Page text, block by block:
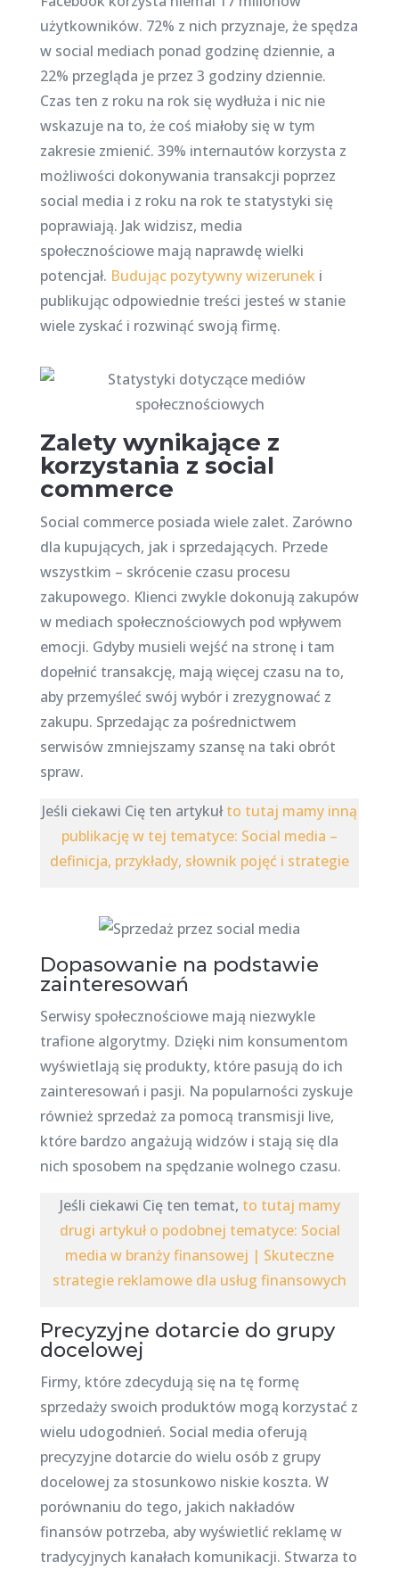
użytkowników. 72% z nich przyznaje, że spędza
w social mediach ponad godzinę dziennie, a
22% przegląda je przez 3 godziny dziennie.
Czas ten z roku na rok się wydłuża i nic nie
wskazuje na to, że coś miałoby się w tym
zakresie zmienić. 39% internautów korzysta z
możliwości dokonywania transakcji poprzez
social media i z roku na rok te statystyki się
poprawiają. Jak widzisz, media
społecznościowe mają naprawdę wielki
potencjał. Budując pozytywny wizeruneki
publikując odpowiednie treści jesteś w stanie
wiele zyskać i rozwinąć swoją firmę.
Zalety wynikające z
korzystania z social
commerce
Social commerce posiada wiele zalet. Zarówno
dla kupujących, jak i sprzedających. Przede
wszystkim – skrócenie czasu procesu
zakupowego. Klienci zwykle dokonują zakupów
w mediach społecznościowych pod wpływem
emocji. Gdyby musieli wejść na stronę i tam
dopełnić transakcję, mają więcej czasu na to,
aby przemyśleć swój wybór i zrezygnować z
zakupu. Sprzedając za pośrednictwem
serwisów zmniejszamy szansę na taki obrót
spraw.
Jeśli ciekawi Cię ten artykułto tutaj mamy inną
publikację w tej tematyce: Social media –
definicja, przykłady, słownik pojęć i strategie
Dopasowanie na podstawie
zainteresowań
Serwisy społecznościowe mają niezwykle
trafione algorytmy. Dzięki nim konsumentom
wyświetlają się produkty, które pasują do ich
zainteresowań i pasji. Na popularności zyskuje
również sprzedaż za pomocą transmisji live,
które bardzo angażują widzów i stają się dla
nich sposobem na spędzanie wolnego czasu.
Jeśli ciekawi Cię ten temat, to tutaj mamy
drugi artykuł o podobnej tematyce: Social
media w branży finansowej | Skuteczne
strategie reklamowe dla usług finansowych
Precyzyjne dotarcie do grupy
docelowej
Firmy, które zdecydują się na tę formę
sprzedaży swoich produktów mogą korzystać z
wielu udogodnień. Social media oferują
precyzyjne dotarcie do wielu osób z grupy
docelowej za stosunkowo niskie koszta. W
porównaniu do tego, jakich nakładów
finansów potrzeba, aby wyświetlić reklamę w
tradycyjnych kanałach komunikacji. Stwarza to